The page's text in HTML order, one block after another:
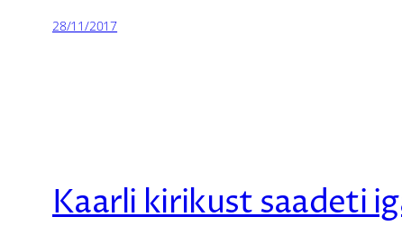
28/11/2017
Kaarli kirikust saadeti